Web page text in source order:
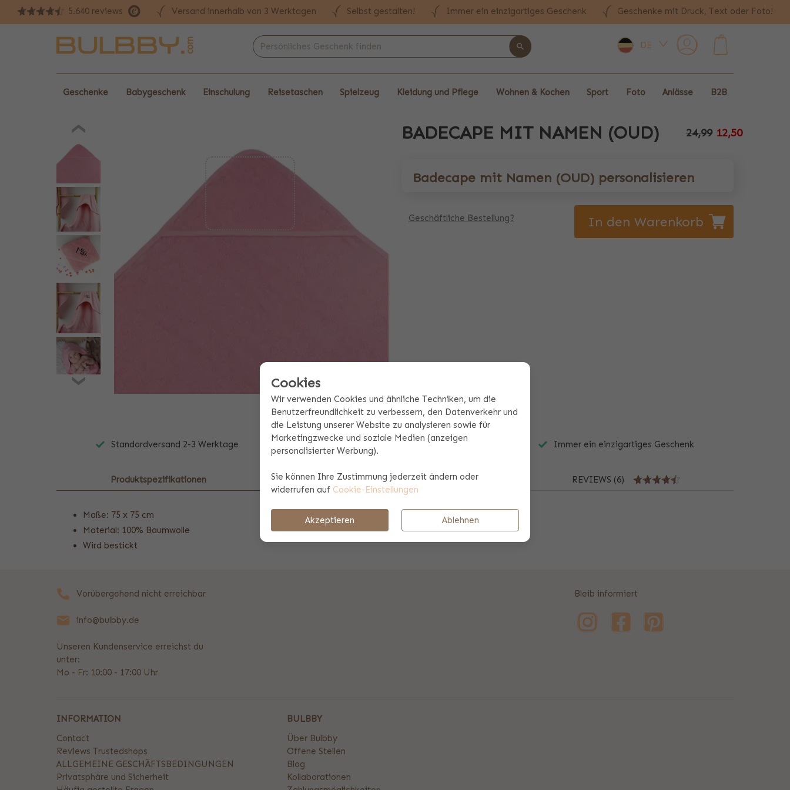
5.640 reviews Versand innerhalb von 3 Werktagen Selbst gestalten! Immer ein einzigartiges Geschenk Geschenke mit Druck, Text oder Foto!
DE
Geschenke Babygeschenk Einschulung Reisetaschen Spielzeug Kleidung und Pflege Wohnen & Kochen Sport Foto Anlässe B2B
BADECAPE MIT NAMEN (OUD) 24,99 12,50
Badecape mit Namen (OUD) personalisieren
Geschäftliche Bestellung? In den Warenkorb
Standardversand 2-3 Werktage Angebot ab 10 Stück anfordern Immer ein einzigartiges Geschenk
Produktspezifikationen Zahlungs- und Versandinformationen REVIEWS (6)
Maße: 75 x 75 cm
Material: 100% Baumwolle
Wird bestickt
Vorübergehend nicht erreichbar
info@bulbby.de
Unseren Kundenservice erreichst du
unter:
Mo - Fr: 10:00 - 17:00 Uhr
Bleib informiert
INFORMATION
Contact
Reviews Trustedshops
ALLGEMEINE GESCHÄFTSBEDINGUNGEN
Privatsphäre und Sicherheit
BULBBY
Über Bulbby
Offene Stellen
Blog
Kollaborationen
Cookies
Wir verwenden Cookies und ähnliche Techniken, um die
Benutzerfreundlichkeit zu verbessern, den Datenverkehr und
die Leistung unserer Website zu analysieren sowie für
Marketingzwecke und soziale Medien (anzeigen
personalisierter Werbung).
Sie können Ihre Zustimmung jederzeit ändern oder
widerrufen auf Cookie-Einstellungen
Akzeptieren Ablehnen